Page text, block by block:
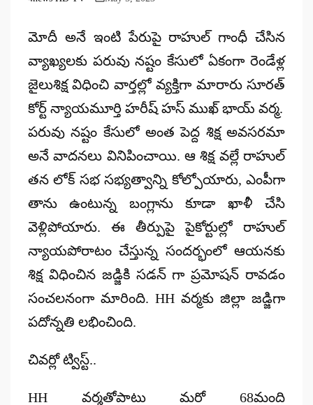
Posted
మోదీ అనే ఇంటి పేరుపై రాహుల్ గాంధీ చేసిన
వ్యాఖ్యలకు పరువు నష్టం కేసులో ఏకంగా రెండేళ్ల
జైలుశిక్ష విధించి వార్తల్లో వ్యక్తిగా మారారు సూరత్
కోర్ట్ న్యాయమూర్తి హరీష్ హస్ ముఖ్ భాయ్ వర్మ.
పరువు నష్టం కేసులో అంత పెద్ద శిక్ష అవసరమా
అనే వాదనలు వినిపించాయి. ఆ శిక్ష వల్లే రాహుల్
తన లోక్ సభ సభ్యత్వాన్ని కోల్పోయారు, ఎంపీగా
తాను ఉంటున్న బంగ్లాను కూడా ఖాళీ చేసి
వెళ్లిపోయారు. ఈ తీర్పుపై పైకోర్టుల్లో రాహుల్
న్యాయపోరాటం చేస్తున్న సందర్భంలో ఆయనకు
శిక్ష విధించిన జడ్జికి సడన్ గా ప్రమోషన్ రావడం
సంచలనంగా మారింది. HH వర్మకు జిల్లా జడ్జిగా
పదోన్నతి లభించింది.
చివర్లో ట్విస్ట్..
HH వర్మతోపాటు మరో 68మంది